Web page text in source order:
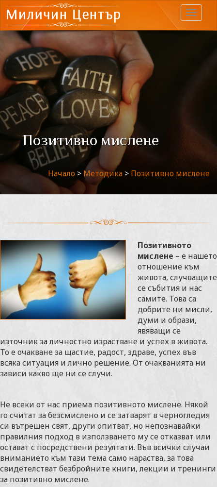
Меню
Позитивно мислене
Начало > Методика > Позитивно мислене
Позитивното
мислене – е нашето
отношение към
живота, случващите
се събития и нас
самите. Това са
добрите ни мисли,
думи и образи,
явяващи се
източник за личностно израстване и успех в живота.
То е очакване за щастие, радост, здраве, успех във
всяка ситуация и лично решение. От очакванията ни
зависи какво ще ни се случи.
Не всеки от нас приема позитивното мислене. Някой
го считат за безсмислено и се затварят в черногледия
си вътрешен свят, други опитват, но непознавайки
правилния подход в използването му се отказват или
остават с посредствени резултати. Във всички случаи
вниманието към тази тема само нараства, за това
свидетелстват безбройните книги, лекции и тренинги
за позитивно мислене.